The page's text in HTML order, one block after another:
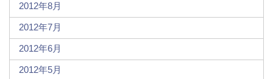
2012年8月
2012年7月
2012年6月
2012年5月